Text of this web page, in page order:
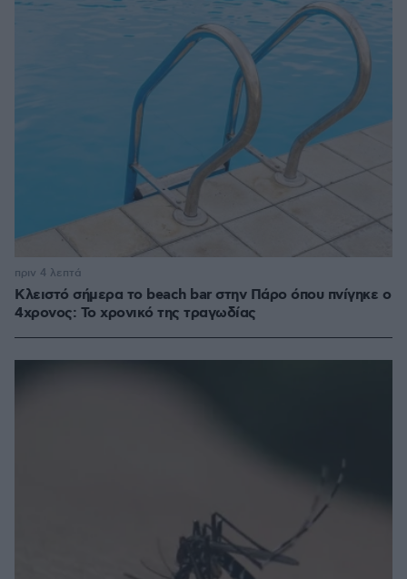
Κλειστό σήμερα το beach bar στην Πάρο όπου πνίγηκε ο
4χρονος: Το χρονικό της τραγωδίας
πριν 4 λεπτά